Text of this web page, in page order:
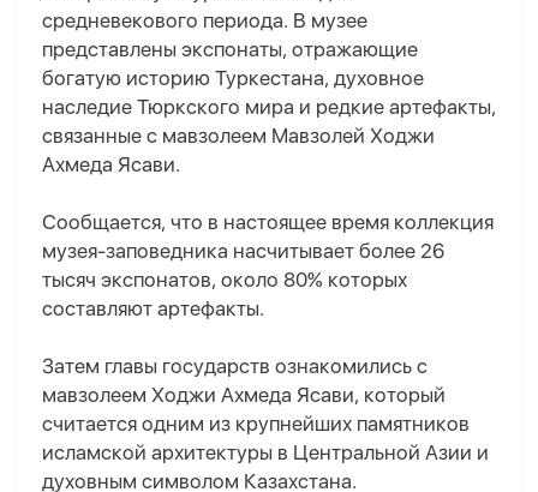
средневекового периода. В музее
представлены экспонаты, отражающие
богатую историю Туркестана, духовное
наследие Тюркского мира и редкие артефакты,
связанные с мавзолеем Мавзолей Ходжи
Ахмеда Ясави.
Сообщается, что в настоящее время коллекция
музея-заповедника насчитывает более 26
тысяч экспонатов, около 80% которых
составляют артефакты.
Затем главы государств ознакомились с
мавзолеем Ходжи Ахмеда Ясави, который
считается одним из крупнейших памятников
исламской архитектуры в Центральной Азии и
духовным символом Казахстана.